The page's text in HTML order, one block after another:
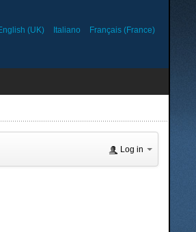
(UK) Italiano Français (France)
Log in